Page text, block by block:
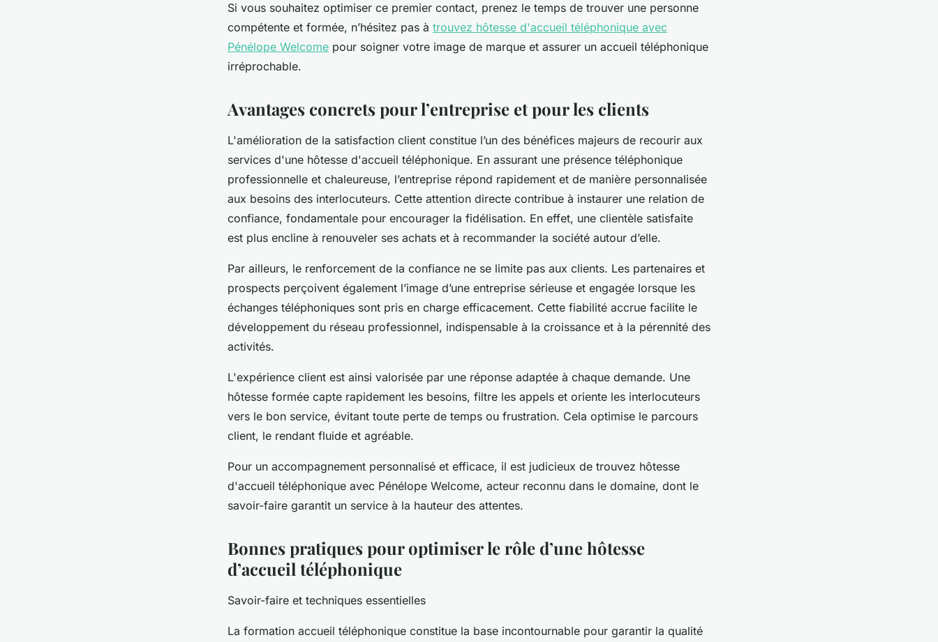
Si vous souhaitez optimiser ce premier contact, prenez le temps de trouver une personne
compétente et formée, n’hésitez pas à trouvez hôtesse d'accueil téléphonique avec
Pénélope Welcome pour soigner votre image de marque et assurer un accueil téléphonique
irréprochable.
Avantages concrets pour l’entreprise et pour les clients
L'amélioration de la satisfaction client constitue l’un des bénéfices majeurs de recourir aux
services d'une hôtesse d'accueil téléphonique. En assurant une présence téléphonique
professionnelle et chaleureuse, l’entreprise répond rapidement et de manière personnalisée
aux besoins des interlocuteurs. Cette attention directe contribue à instaurer une relation de
confiance, fondamentale pour encourager la fidélisation. En effet, une clientèle satisfaite
est plus encline à renouveler ses achats et à recommander la société autour d’elle.
Par ailleurs, le renforcement de la confiance ne se limite pas aux clients. Les partenaires et
prospects perçoivent également l’image d’une entreprise sérieuse et engagée lorsque les
échanges téléphoniques sont pris en charge efficacement. Cette fiabilité accrue facilite le
développement du réseau professionnel, indispensable à la croissance et à la pérennité des
activités.
L'expérience client est ainsi valorisée par une réponse adaptée à chaque demande. Une
hôtesse formée capte rapidement les besoins, filtre les appels et oriente les interlocuteurs
vers le bon service, évitant toute perte de temps ou frustration. Cela optimise le parcours
client, le rendant fluide et agréable.
Pour un accompagnement personnalisé et efficace, il est judicieux de trouvez hôtesse
d'accueil téléphonique avec Pénélope Welcome, acteur reconnu dans le domaine, dont le
savoir-faire garantit un service à la hauteur des attentes.
Bonnes pratiques pour optimiser le rôle d’une hôtesse
d’accueil téléphonique
Savoir-faire et techniques essentielles
La formation accueil téléphonique constitue la base incontournable pour garantir la qualité